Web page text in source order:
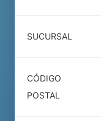
SUCURSAL
CÓDIGO
POSTAL